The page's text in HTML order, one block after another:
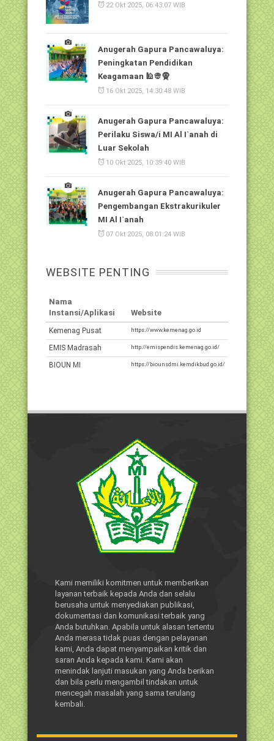
22 Okt 2025, 06:43:07 WIB
Anugerah Gapura Pancawaluya:
Peningkatan Pendidikan
Keagamaan 🕌👳🧕
16 Okt 2025, 14:30:48 WIB
Anugerah Gapura Pancawaluya:
Perilaku Siswa/i MI Al I`anah di
Luar Sekolah
10 Okt 2025, 10:39:40 WIB
Anugerah Gapura Pancawaluya:
Pengembangan Ekstrakurikuler
MI Al I`anah
07 Okt 2025, 08:01:24 WIB
WEBSITE PENTING
Nama
Instansi/Aplikasi
Website
Kemenag Pusat https://www.kemenag.go.id
EMIS Madrasah http://emispendis.kemenag.go.id/
BIOUN MI https://biounsdmi.kemdikbud.go.id/
Kami memiliki komitmen untuk memberikan
layanan terbaik kepada Anda dan selalu
berusaha untuk menyediakan publikasi,
dokumentasi dan komunikasi terbaik yang
Anda butuhkan. Apabila untuk alasan tertentu
Anda merasa tidak puas dengan pelayanan
kami, Anda dapat menyampaikan kritik dan
saran Anda kepada kami. Kami akan
menindak lanjuti masukan yang Anda berikan
dan bila perlu mengambil tindakan untuk
mencegah masalah yang sama terulang
kembali.